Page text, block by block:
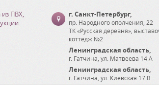
из ПВХ,
г. Санкт-Петербург,
пр. Народного ополчения, 22
ТК «Русская деревня»,
коттедж №2
Ленинградская область,
г. Гатчина ул. Матвеева 14 А
Ленинградская область,
г. Гатчина ул. Киевская 17 В